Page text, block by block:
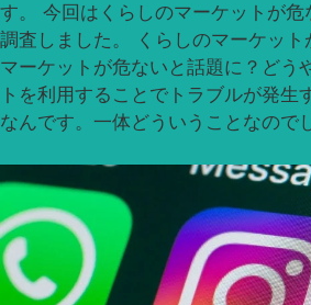
す。 今回はくらしのマーケットが危
調査しました。 くらしのマーケッ
マーケットが危ないと話題に？どう
トを利用することでトラブルが発生
なんです。一体どういうことなので